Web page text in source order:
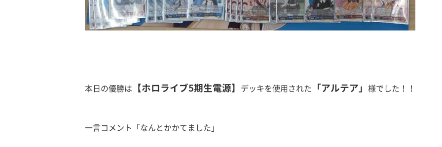
本日の優勝は 【ホロライブ5期生電源】 デッキを使用された 「アルテア」 様でした！！
一言コメント「なんとかかてました」